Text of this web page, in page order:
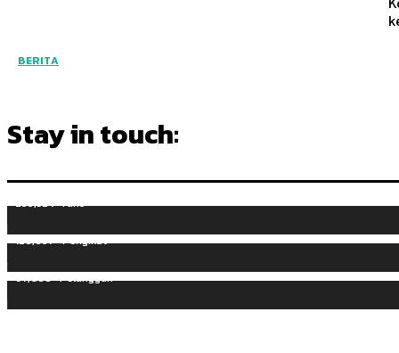
BERITA
Stay in touch:
255,324 Fans
128,657 Pengikut
97,058 Pelanggan